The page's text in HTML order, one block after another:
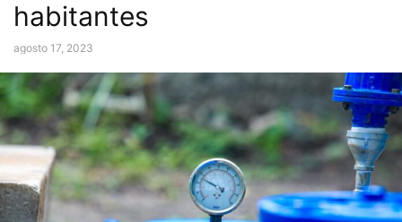
habitantes
agosto 17, 2023